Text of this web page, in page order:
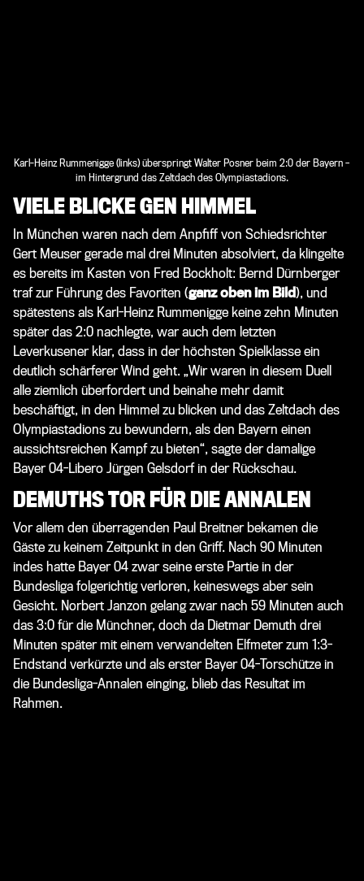
Karl-Heinz Rummenigge (links) überspringt Walter Posner beim 2:0 der Bayern –
im Hintergrund das Zeltdach des Olympiastadions.
VIELE BLICKE GEN HIMMEL
In München waren nach dem Anpfiff von Schiedsrichter
Gert Meuser gerade mal drei Minuten absolviert, da klingelte
es bereits im Kasten von Fred Bockholt: Bernd Dürnberger
traf zur Führung des Favoriten (ganz oben im Bild), und
spätestens als Karl-Heinz Rummenigge keine zehn Minuten
später das 2:0 nachlegte, war auch dem letzten
Leverkusener klar, dass in der höchsten Spielklasse ein
deutlich schärferer Wind geht. „Wir waren in diesem Duell
alle ziemlich überfordert und beinahe mehr damit
beschäftigt, in den Himmel zu blicken und das Zeltdach des
Olympiastadions zu bewundern, als den Bayern einen
aussichtsreichen Kampf zu bieten“, sagte der damalige
Bayer 04-Libero Jürgen Gelsdorf in der Rückschau.
DEMUTHS TOR FÜR DIE ANNALEN
Vor allem den überragenden Paul Breitner bekamen die
Gäste zu keinem Zeitpunkt in den Griff. Nach 90 Minuten
indes hatte Bayer 04 zwar seine erste Partie in der
Bundesliga folgerichtig verloren, keineswegs aber sein
Gesicht. Norbert Janzon gelang zwar nach 59 Minuten auch
das 3:0 für die Münchner, doch da Dietmar Demuth drei
Minuten später mit einem verwandelten Elfmeter zum 1:3-
Endstand verkürzte und als erster Bayer 04-Torschütze in
die Bundesliga-Annalen einging, blieb das Resultat im
Rahmen.